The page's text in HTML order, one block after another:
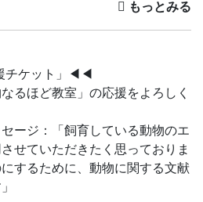
室」は「冬眠明けの生き物を知
にじゅうしせっき）（※1）では
蟄虫戸を啓く（すごもりのむし
ています。
に誘われて、土の中で冬眠して
す。そして、虫とは昆虫だけで
様々な生き物を指す言葉なので
いますね。
チケット」◀︎◀︎
るほど教室」の応援をよろしく
ージ：「飼育している動物のエ
せていただきたく思っておりま
するために、動物に関する文献